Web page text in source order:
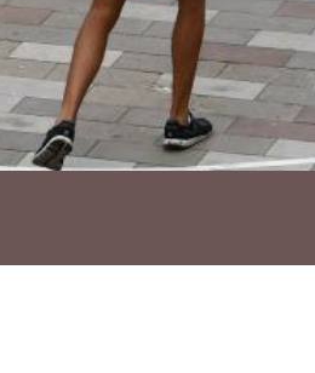
Ho vols compartir?